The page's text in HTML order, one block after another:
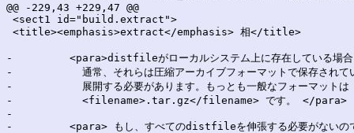
@@ -229,43 +229,47 @@
<sect1 id="build.extract">
<title><emphasis>extract</emphasis> 相</title>
-	  <para>distfileがローカルシステム上に存在している場合、
-	    通常、それらは圧縮アーカイブフォーマットで保存されているので、
-	    展開する必要があります。もっとも一般なフォーマットは
-	    <filename>.tar.gz</filename> です。 </para>
-
-	  <para> もし、すべてのdistfileを伸張する必要がないのであれば、